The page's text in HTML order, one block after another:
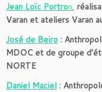
Jean Loïc Portron,
Varan et ateliers Varan
José de Beiro :
MDOC et de groupe
NORTE
Daniel Maciel :